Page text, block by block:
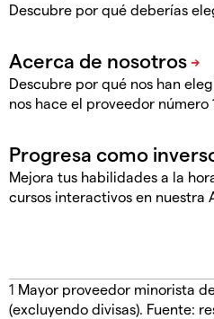
Descubre por qué deberías
Descubre por qué nos han
nos hace el proveedor número
Mejora tus habilidades a la
cursos interactivos en nuestra
1 Mayor proveedor minorista
(excluyendo divisas). Fuente: